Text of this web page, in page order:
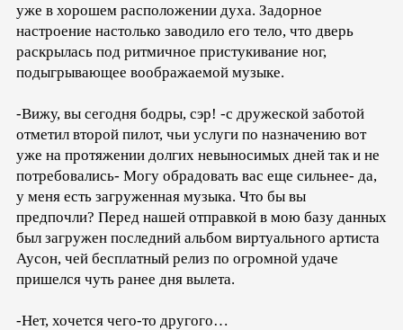
уже в хорошем расположении духа. Задорное
настроение настолько заводило его тело, что дверь
раскрылась под ритмичное пристукивание ног,
подыгрывающее воображаемой музыке.
-Вижу, вы сегодня бодры, сэр! -с дружеской заботой
отметил второй пилот, чьи услуги по назначению вот
уже на протяжении долгих невыносимых дней так и не
потребовались- Могу обрадовать вас еще сильнее- да,
у меня есть загруженная музыка. Что бы вы
предпочли? Перед нашей отправкой в мою базу данных
был загружен последний альбом виртуального артиста
Аусон, чей бесплатный релиз по огромной удаче
пришелся чуть ранее дня вылета.
-Нет, хочется чего-то другого…